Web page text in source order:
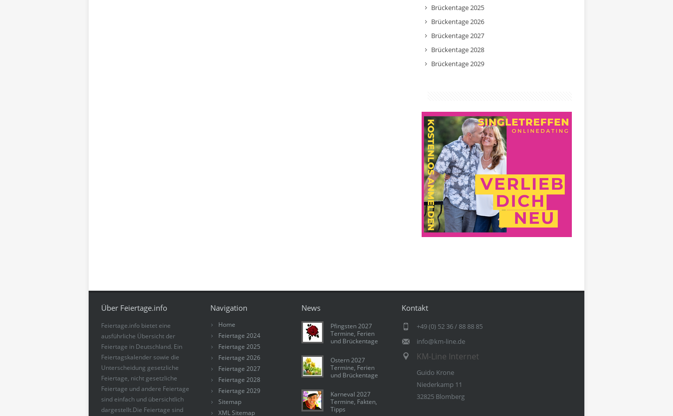
Brückentage 2025
Brückentage 2026
Brückentage 2027
Brückentage 2028
Brückentage 2029
Über Feiertage.info
Feiertage.info bietet eine
ausführliche Übersicht der
Feiertage in Deutschland. Ein
Feiertagskalender sowie die
Unterscheidung gesetzliche
Feiertage, nicht gesetzliche
Feiertage und andere Feiertage
sind einfach und übersichtlich
dargestellt.Die Feiertage sind
Navigation
Home
Feiertage 2024
Feiertage 2025
Feiertage 2026
Feiertage 2027
Feiertage 2028
Feiertage 2029
Sitemap
XML Sitemap
News
Pfingsten 2027
Termine, Ferien
und Brückentage
Ostern 2027
Termine, Ferien
und Brückentage
Karneval 2027
Termine, Fakten,
Tipps
Kontakt
+49 (0) 52 36 / 88 88 85
info@km-line.de
KM-Line Internet
Guido Krone
Niederkamp 11
32825 Blomberg